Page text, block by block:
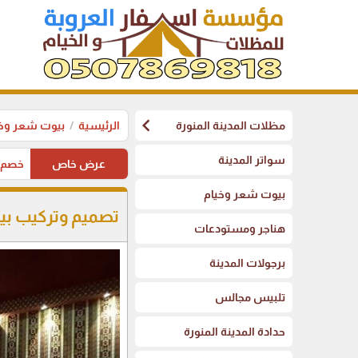
مظلات المدينة المنورة chevron_left
سواتر المدينة
بيوت شعر وخيام
هناجر ومستودعات
برجولات المدينة
تلبيس مجالس
حدادة المدينة المنورة
الرئيسية بيوت شعر
عرض خاص خصم
تصميم وتركيب